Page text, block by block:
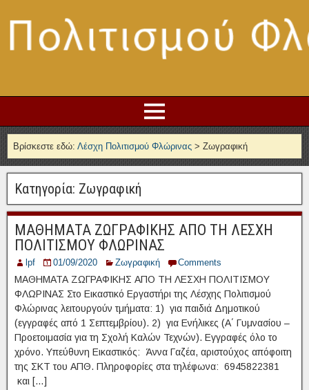
Βρίσκεστε εδώ: Λέσχη Πολιτισμού Φλώρινας > Ζωγραφική
Κατηγορία: Ζωγραφική
ΜΑΘΗΜΑΤΑ ΖΩΓΡΑΦΙΚΗΣ ΑΠΟ ΤΗ ΛΕΣΧΗ
ΠΟΛΙΤΙΣΜΟΥ ΦΛΩΡΙΝΑΣ
lpf 01/09/2020 Ζωγραφική Comments
ΜΑΘΗΜΑΤΑ ΖΩΓΡΑΦΙΚΗΣ ΑΠΟ ΤΗ ΛΕΣΧΗ ΠΟΛΙΤΙΣΜΟΥ
ΦΛΩΡΙΝΑΣ Στο Εικαστικό Εργαστήρι της Λέσχης Πολιτισμού
Φλώρινας λειτουργούν τμήματα: 1) για παιδιά Δημοτικού
(εγγραφές από 1 Σεπτεμβρίου). 2) για Ενήλικες (Α΄ Γυμνασίου –
Προετοιμασία για τη Σχολή Καλών Τεχνών). Εγγραφές όλο το
χρόνο. Υπεύθυνη Εικαστικός: Άννα Γαζέα, αριστούχος απόφοιτη
της ΣΚΤ του ΑΠΘ. Πληροφορίες στα τηλέφωνα: 6945822381
και […]